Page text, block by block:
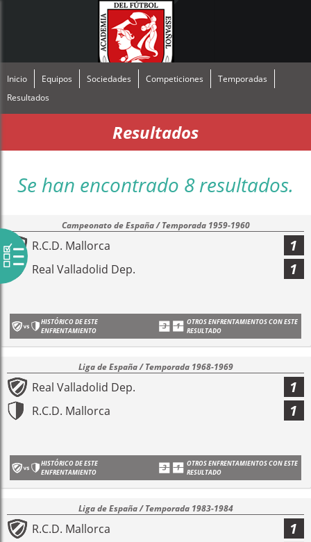
Inicio Equipos Sociedades Competiciones
Temporadas
Resultados
Resultados
Se han encontrado 8 resultados.
Campeonato de España / Temporada 1959-1960
R.C.D. Mallorca 1
Real Valladolid Dep. 1
HISTÓRICO DE ESTE
ENFRENTAMIENTO
OTROS ENFRENTAMIENTOS CON ESTE
RESULTADO
Liga de España / Temporada 1968-1969
Real Valladolid Dep. 1
R.C.D. Mallorca 1
HISTÓRICO DE ESTE
ENFRENTAMIENTO
OTROS ENFRENTAMIENTOS CON ESTE
RESULTADO
Liga de España / Temporada 1983-1984
R.C.D. Mallorca 1